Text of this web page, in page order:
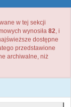
w tej sekcji
wynosiła 82, i
dostępne
przedstawione
archiwalne, niż